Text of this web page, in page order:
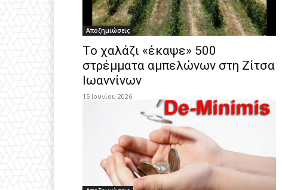
Αποζημιώσεις
Το χαλάζι «έκαψε» 500
στρέμματα αμπελώνων στη Ζίτσα
Ιωαννίνων
15 Ιουνίου 2026